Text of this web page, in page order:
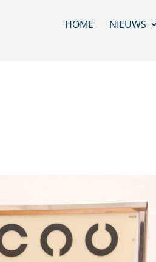
HOME NIEUWS